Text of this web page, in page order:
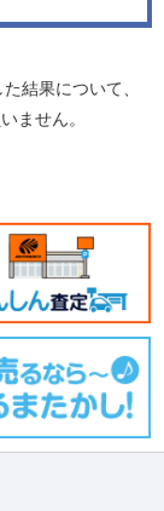
結果について、
ません。